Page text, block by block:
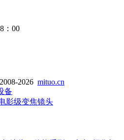
：00
2026 mituo.cn
备
影级变焦镜头